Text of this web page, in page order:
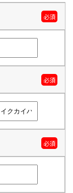
必須
必須
必須